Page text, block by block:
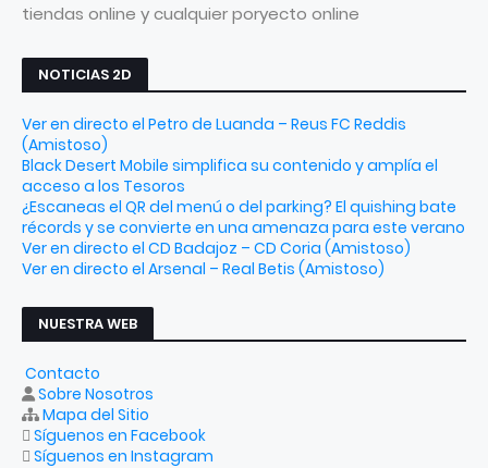
tiendas online y cualquier poryecto online
NOTICIAS 2D
Ver en directo el Petro de Luanda – Reus FC Reddis
(Amistoso)
Black Desert Mobile simplifica su contenido y amplía el
acceso a los Tesoros
¿Escaneas el QR del menú o del parking? El quishing bate
récords y se convierte en una amenaza para este verano
Ver en directo el CD Badajoz – CD Coria (Amistoso)
Ver en directo el Arsenal – Real Betis (Amistoso)
NUESTRA WEB
Contacto
Sobre Nosotros
Mapa del Sitio
Síguenos en Facebook
Síguenos en Instagram